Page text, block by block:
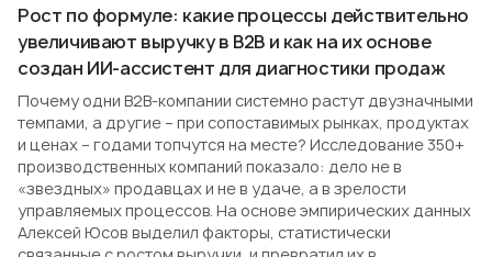
Рост по формуле: какие процессы действительно
увеличивают выручку в B2B и как на их основе
создан ИИ-ассистент для диагностики продаж
Почему одни B2B-компании системно растут двузначными
темпами, а другие – при сопоставимых рынках, продуктах
и ценах – годами топчутся на месте? Исследование 350+
производственных компаний показало: дело не в
«звездных» продавцах и не в удаче, а в зрелости
управляемых процессов. На основе эмпирических данных
Алексей Юсов выделил факторы, статистически